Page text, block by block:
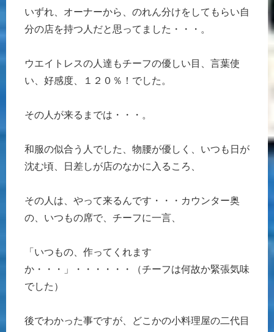
いずれ、オーナーから、のれん分けをしてもらい自
分の店を持つ人だと思ってました・・・。
ウエイトレスの人達もチーフの優しい目、言葉使
い、好感度、１２０％！でした。
その人が来るまでは・・・。
和服の似合う人でした、物腰が優しく、いつも日が
沈む頃、日差しが店のなかに入るころ、
その人は、やって来るんです・・・カウンター奥
の、いつもの席で、チーフに一言、
「いつもの、作ってくれます
か・・・」・・・・・・（チーフは何故か緊張気味
でした）
後でわかった事ですが、どこかの小料理屋の二代目